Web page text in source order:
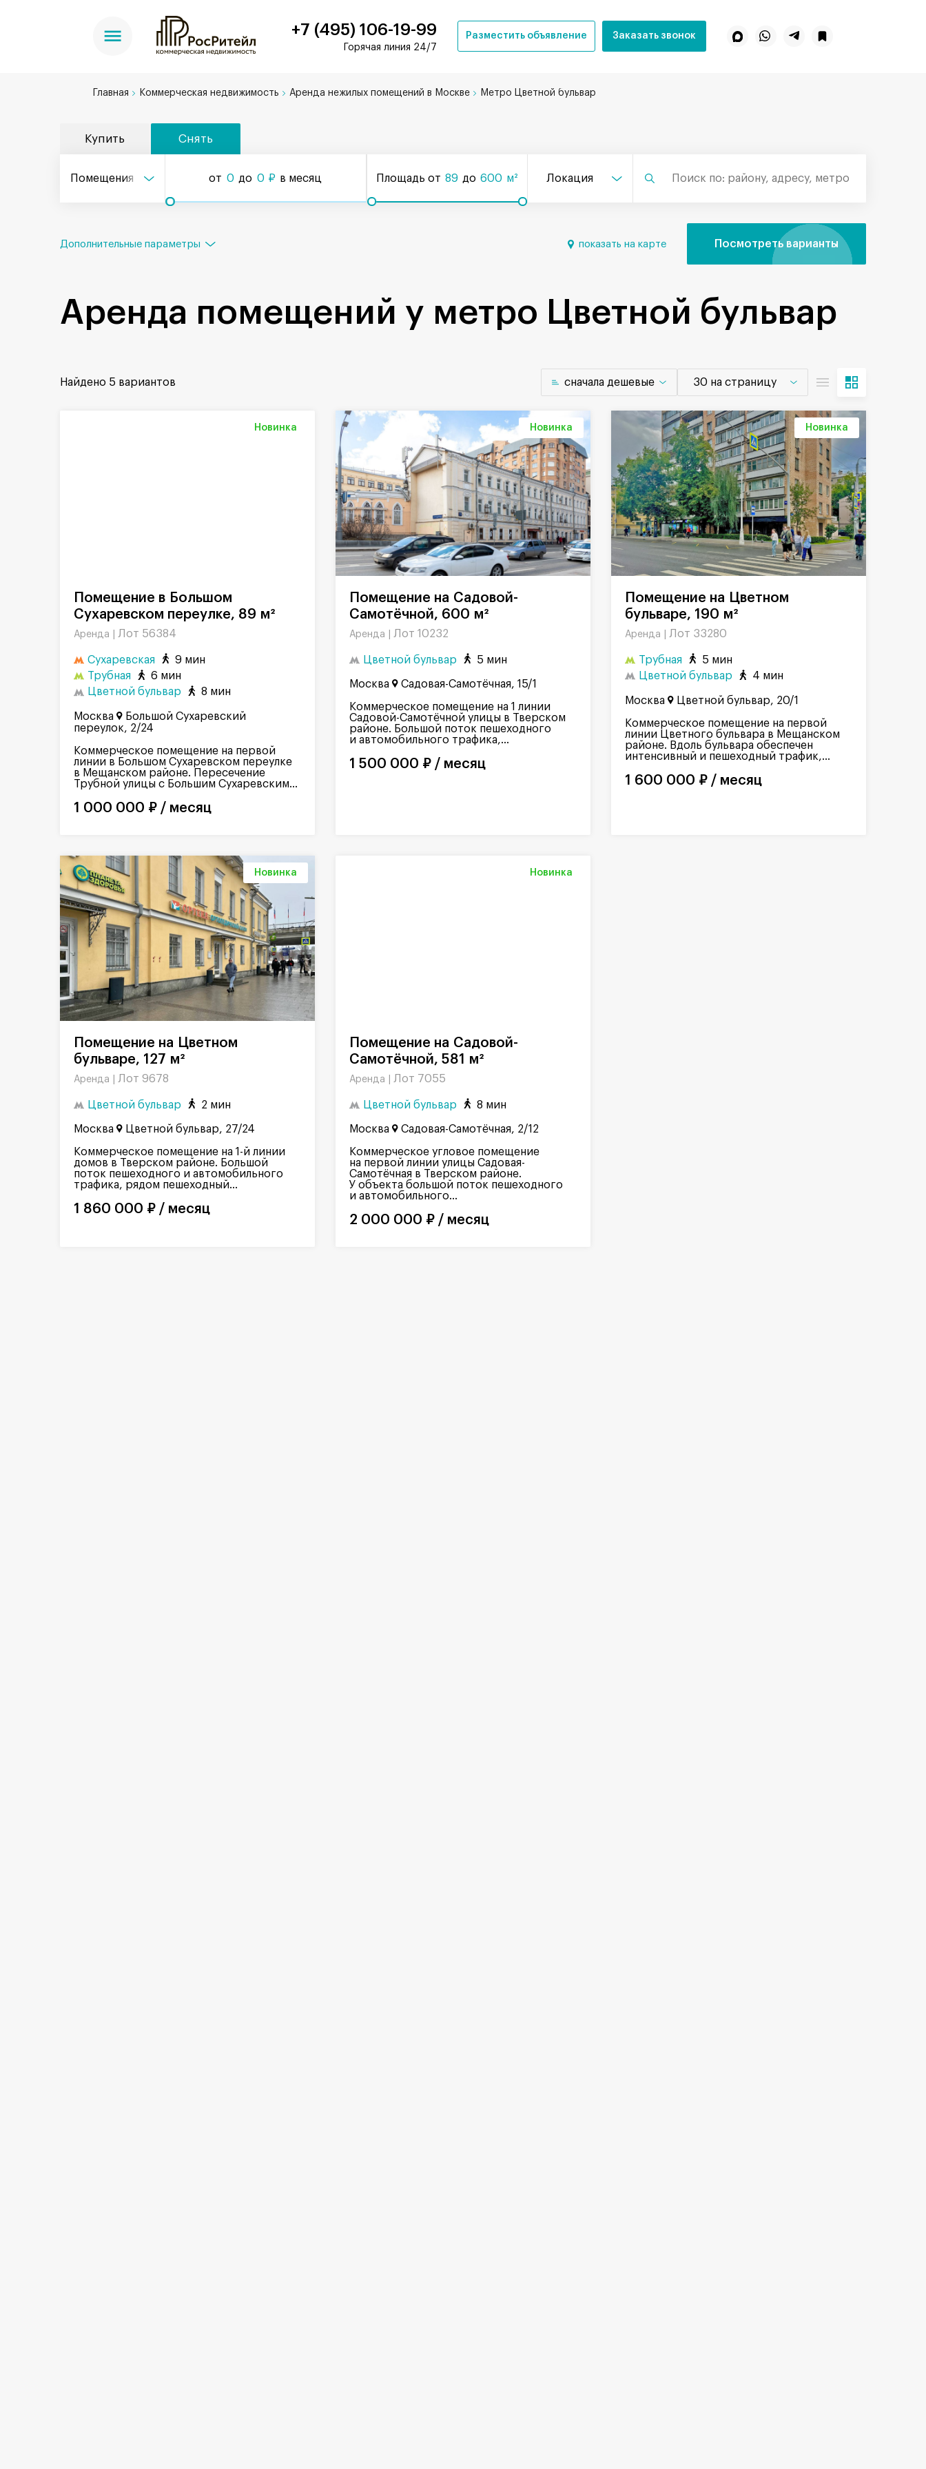
+7 (495) 106-19-99
Горячая линия 24/7
Разместить объявление Заказать звонок
Главная Коммерческая недвижимость Аренда нежилых помещений в Москве Метро Цветной бульвар
Купить Снять
Помещения от 0 до 0 ₽ в месяц Площадь от 89 до 600 м² Локация
Дополнительные параметры показать на карте Посмотреть варианты
Аренда помещений у метро Цветной бульвар
Найдено 5 вариантов cначала дешевые 30 на страницу
Новинка
Сухаревском переулке, 89 м²
Аренда | Лот 56384
Сухаревская
9 мин
Трубная
6 мин
Цветной бульвар
8 мин
Москва
Большой Сухаревский
переулок, 2/24
Коммерческое помещение на первой
линии в Большом Сухаревском переулке
в Мещанском районе. Пересечение
Трубной улицы с Большим Сухаревским...
1 000 000 ₽ / месяц
Новинка
Самотёчной, 600 м²
Аренда | Лот 10232
Цветной бульвар 5 мин
Москва Садовая-Самотёчная, 15/1
Коммерческое помещение на 1 линии
Садовой-Самотёчной улицы в Тверском
районе. Большой поток пешеходного
и автомобильного трафика,...
1 500 000 ₽ / месяц
Новинка
бульваре, 190 м²
Аренда | Лот 33280
Трубная
5 мин
Цветной бульвар
4 мин
Москва Цветной бульвар, 20/1
Коммерческое помещение на первой
линии Цветного бульвара в Мещанском
районе. Вдоль бульвара обеспечен
интенсивный и пешеходный трафик,...
1 600 000 ₽ / месяц
Новинка
Помещение на Цветном
бульваре, 127 м²
Аренда | Лот 9678
Цветной бульвар 2 мин
Москва Цветной бульвар, 27/24
Коммерческое помещение на 1-й линии
домов в Тверском районе. Большой
поток пешеходного и автомобильного
трафика, рядом пешеходный...
1 860 000 ₽ / месяц
Новинка
Помещение на Садовой-
Самотёчной, 581 м²
Аренда | Лот 7055
Цветной бульвар 8 мин
Москва Садовая-Самотёчная, 2/12
Коммерческое угловое помещение
на первой линии улицы Садовая-
Самотёчная в Тверском районе.
У объекта большой поток пешеходного
и автомобильного...
2 000 000 ₽ / месяц